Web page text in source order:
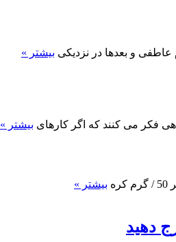
عاطفی و بعدها در نزدیکی بیشتر »
فکر می کنند که اگر کارهای بیشتر »
بیشتر »
دهید